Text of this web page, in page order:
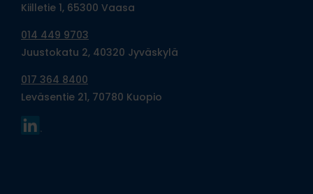
Kiilletie 1, 65300 Vaasa
014 449 9703
Juustokatu 2, 40320 Jyväskylä
017 364 8400
Leväsentie 21, 70780 Kuopio